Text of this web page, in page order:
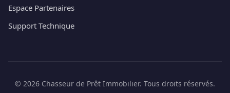
Espace Partenaires
Support Technique
© 2026 Chasseur de Prêt Immobilier. Tous droits réservés.